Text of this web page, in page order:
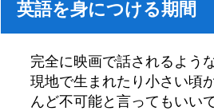
英語を身につける期間
完全に映画で話されるよう
現地で生まれたり小さい頃
んど不可能と言ってもいい